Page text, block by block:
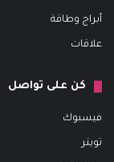
أبراج وطاقة
علاقات
كن على تواصل
فيسبوك
تويتر